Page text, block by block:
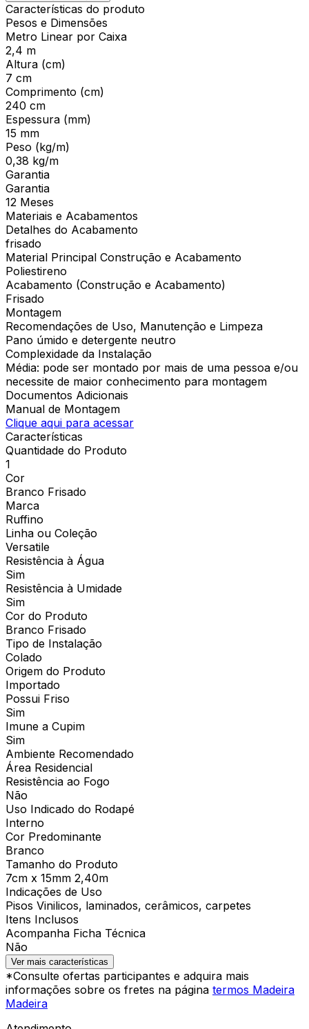
Características do produto
Pesos e Dimensões
Metro Linear por Caixa
2,4 m
Altura (cm)
7 cm
Comprimento (cm)
240 cm
Espessura (mm)
15 mm
Peso (kg/m)
0,38 kg/m
Garantia
Garantia
12 Meses
Materiais e Acabamentos
Detalhes do Acabamento
frisado
Material Principal Construção e Acabamento
Poliestireno
Acabamento (Construção e Acabamento)
Frisado
Montagem
Recomendações de Uso, Manutenção e Limpeza
Pano úmido e detergente neutro
Complexidade da Instalação
Média: pode ser montado por mais de uma pessoa e/ou
necessite de maior conhecimento para montagem
Documentos Adicionais
Manual de Montagem
Clique aqui para acessar
Características
Quantidade do Produto
1
Cor
Branco Frisado
Marca
Ruffino
Linha ou Coleção
Versatile
Resistência à Água
Sim
Resistência à Umidade
Sim
Cor do Produto
Branco Frisado
Tipo de Instalação
Colado
Origem do Produto
Importado
Possui Friso
Sim
Imune a Cupim
Sim
Ambiente Recomendado
Área Residencial
Resistência ao Fogo
Não
Uso Indicado do Rodapé
Interno
Cor Predominante
Branco
Tamanho do Produto
7cm x 15mm 2,40m
Indicações de Uso
Pisos Vinilicos, laminados, cerâmicos, carpetes
Itens Inclusos
Acompanha Ficha Técnica
Não
Ver mais características
*Consulte ofertas participantes e adquira mais
informações sobre os fretes na página termos Madeira
Madeira